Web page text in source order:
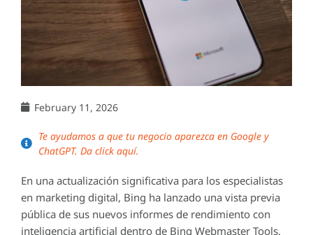
February 11, 2026
Te ayudamos a que tu negocio aparezca en Google y
ChatGPT. Da click aquí.
En una actualización significativa para los especialistas
en marketing digital, Bing ha lanzado una vista previa
pública de sus nuevos informes de rendimiento con
inteligencia artificial dentro de Bing Webmaster Tools,